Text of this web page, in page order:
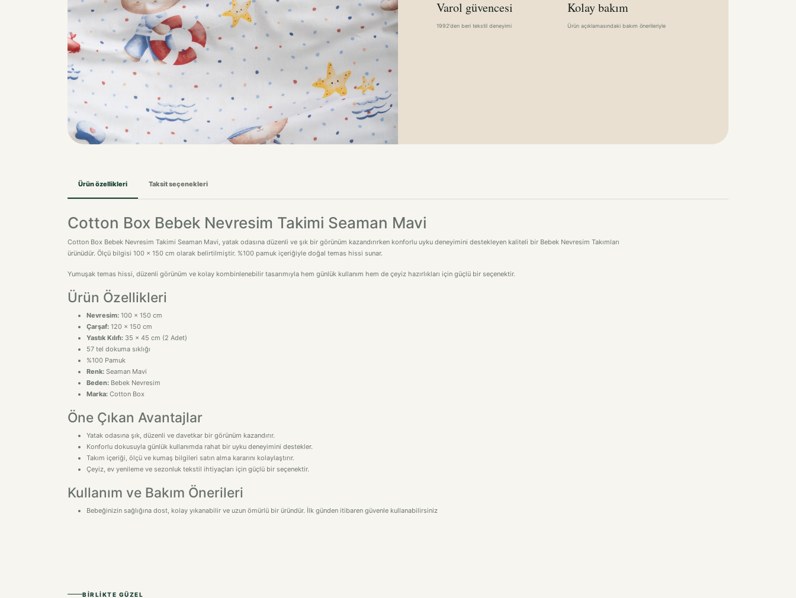
Varol güvencesi
1992'den beri tekstil deneyimi
Kolay bakım
Ürün açıklamasındaki bakım önerileriyle
Ürün özellikleri Taksit seçenekleri
Cotton Box Bebek Nevresim Takimi Seaman Mavi
Cotton Box Bebek Nevresim Takimi Seaman Mavi, yatak odasına düzenli ve şık bir görünüm kazandırırken konforlu uyku deneyimini destekleyen kaliteli bir Bebek Nevresim Takımları
ürünüdür. Ölçü bilgisi 100 x 150 cm olarak belirtilmiştir. %100 pamuk içeriğiyle doğal temas hissi sunar.
Yumuşak temas hissi, düzenli görünüm ve kolay kombinlenebilir tasarımıyla hem günlük kullanım hem de çeyiz hazırlıkları için güçlü bir seçenektir.
Ürün Özellikleri
Nevresim: 100 x 150 cm
Çarşaf: 120 x 150 cm
Yastık Kılıfı: 35 x 45 cm (2 Adet)
57 tel dokuma sıklığı
%100 Pamuk
Renk: Seaman Mavi
Beden: Bebek Nevresim
Marka: Cotton Box
Öne Çıkan Avantajlar
Yatak odasına şık, düzenli ve davetkar bir görünüm kazandırır.
Konforlu dokusuyla günlük kullanımda rahat bir uyku deneyimini destekler.
Takım içeriği, ölçü ve kumaş bilgileri satın alma kararını kolaylaştırır.
Çeyiz, ev yenileme ve sezonluk tekstil ihtiyaçları için güçlü bir seçenektir.
Kullanım ve Bakım Önerileri
Bebeğinizin sağlığına dost, kolay yıkanabilir ve uzun ömürlü bir üründür. İlk günden itibaren güvenle kullanabilirsiniz
BIRLIKTE GÜZEL